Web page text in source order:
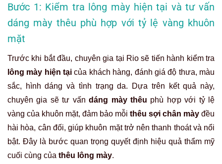
Bước 1: Kiểm tra lông mày hiện tại và tư vấn
dáng mày thêu phù hợp với tỷ lệ vàng khuôn
mặt
Trước khi bắt đầu, chuyên gia tại Rio sẽ tiến hành kiểm tra
lông mày hiện tại của khách hàng, đánh giá độ thưa, màu
sắc, hình dáng và tình trạng da. Dựa trên kết quả này,
chuyên gia sẽ tư vấndáng mày thêu phù hợp với tỷ lệ
vàng của khuôn mặt, đảm bảo mỗi thêu sợi chân mày đều
hài hòa, cân đối, giúp khuôn mặt trở nên thanh thoát và nổi
bật. Đây là bước quan trọng quyết định hiệu quả thẩm mỹ
cuối cùng của thêu lông mày.